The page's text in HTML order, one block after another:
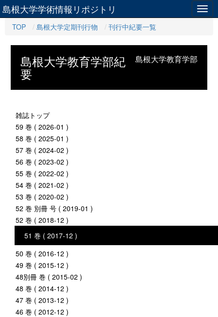
島根大学学術情報リポジトリ
TOP 島根大学定期刊行物 刊行中紀要一覧
島根大学教育学部
島根大学教育学部紀
要
雑誌トップ
59 巻 ( 2026-01 )
58 巻 ( 2025-01 )
57 巻 ( 2024-02 )
56 巻 ( 2023-02 )
55 巻 ( 2022-02 )
54 巻 ( 2021-02 )
53 巻 ( 2020-02 )
52 巻 別冊 号 ( 2019-01 )
52 巻 ( 2018-12 )
51 巻 ( 2017-12 )
50 巻 ( 2016-12 )
49 巻 ( 2015-12 )
48別冊 巻 ( 2015-02 )
48 巻 ( 2014-12 )
47 巻 ( 2013-12 )
46 巻 ( 2012-12 )